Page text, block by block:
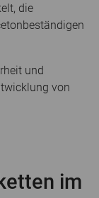
die
und
von
im